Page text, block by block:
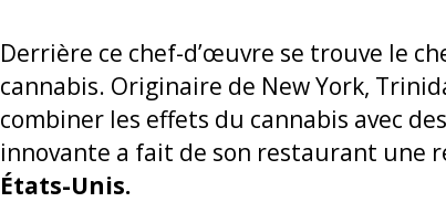
Derrière ce chef-d’œuvre se trouve le
cannabis. Originaire de New York,
combiner les effets du cannabis avec
innovante a fait de son restaurant une
États-Unis.